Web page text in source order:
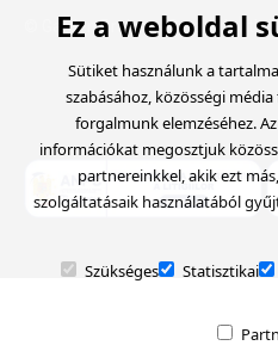
© Garden Proiect- Created with
Ez a weboldal
Sütiket használunk a
szabásához, közösségi
forgalmunk elemzéséhez.
információkat megosztjuk
partnereinkkel, akik ezt
szolgáltatásaik használatából
Szükséges Statisztikai